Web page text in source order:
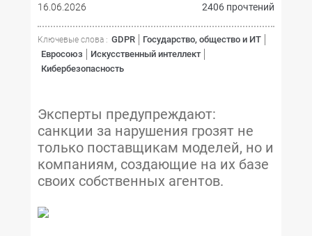
16.06.2026 2406 прочтений
Ключевые слова : GDPR
Государство, общество и ИТ
Евросоюз
Искусственный интеллект
Кибербезопасность
Эксперты предупреждают:
санкции за нарушения грозят не
только поставщикам моделей, но и
компаниям, создающие на их базе
своих собственных агентов.